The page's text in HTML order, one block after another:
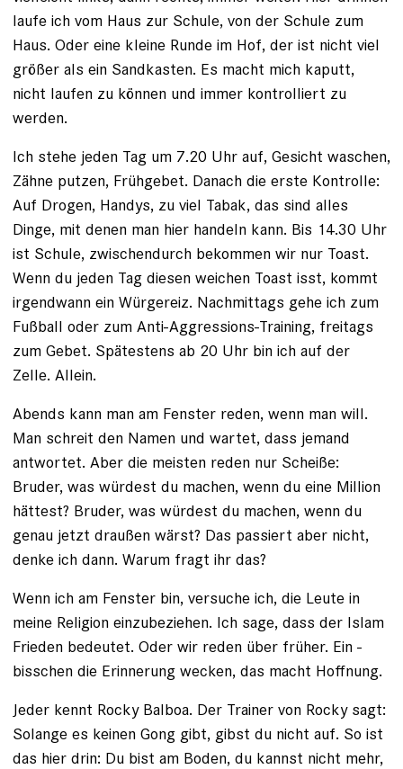
laufe ich vom Haus zur Schule, von der Schule zum
Haus. Oder eine kleine Runde im Hof, der ist nicht viel
größer als ein Sandkasten. Es macht mich kaputt,
nicht laufen zu können und immer kontrolliert zu
werden.
Ich stehe jeden Tag um 7.20 Uhr auf, Gesicht waschen,
Zähne putzen, Frühgebet. Danach die erste Kontrolle:
Auf Drogen, Handys, zu viel Tabak, das sind alles
Dinge, mit denen man hier handeln kann. Bis 14.30 Uhr
ist Schule, zwischendurch bekommen wir nur Toast.
Wenn du jeden Tag diesen weichen Toast isst, kommt
irgendwann ein Würgereiz. Nachmittags gehe ich zum
Fußball oder zum Anti-Aggressions-Training, freitags
zum Gebet. Spätestens ab 20 Uhr bin ich auf der
Zelle. Allein.
Abends kann man am Fenster reden, wenn man will.
Man schreit den Namen und wartet, dass jemand
antwortet. Aber die meisten reden nur Scheiße:
Bruder, was würdest du machen, wenn du eine Million
hättest? Bruder, was würdest du machen, wenn du
genau jetzt draußen wärst? Das passiert aber nicht,
denke ich dann. Warum fragt ihr das?
Wenn ich am Fenster bin, versuche ich, die Leute in
meine Religion einzubeziehen. Ich sage, dass der Islam
Frieden bedeutet. Oder wir reden über früher. Ein ­
bisschen die Erinnerung wecken, das macht Hoffnung.
Jeder kennt Rocky Balboa. Der Trainer von Rocky sagt:
Solange es keinen Gong gibt, gibst du nicht auf. So ist
das hier drin: Du bist am Boden, du kannst nicht mehr,